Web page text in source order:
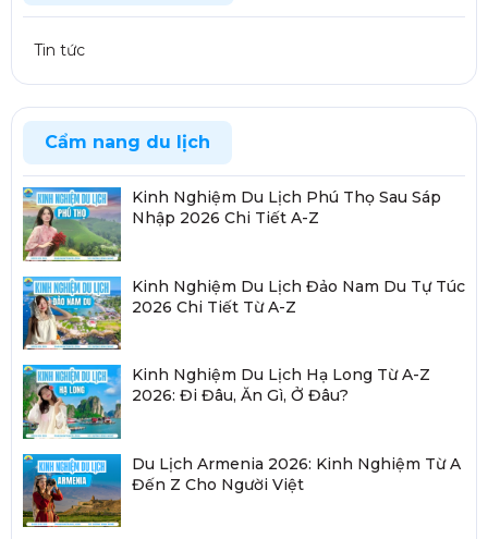
Tin tức
Cẩm nang du lịch
Kinh Nghiệm Du Lịch Phú Thọ Sau Sáp
Nhập 2026 Chi Tiết A-Z
Kinh Nghiệm Du Lịch Đảo Nam Du Tự Túc
2026 Chi Tiết Từ A-Z
Kinh Nghiệm Du Lịch Hạ Long Từ A-Z
2026: Đi Đâu, Ăn Gì, Ở Đâu?
Du Lịch Armenia 2026: Kinh Nghiệm Từ A
Đến Z Cho Người Việt